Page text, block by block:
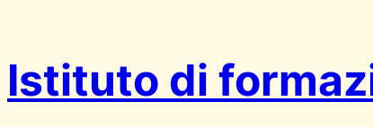
Istituto di